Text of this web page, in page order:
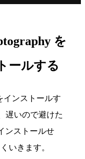
を
ールする
インストールす
遅いので避けた
ンストールせ
いきます。